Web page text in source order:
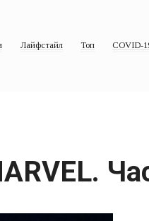
Лайфстайл Топ COVID-